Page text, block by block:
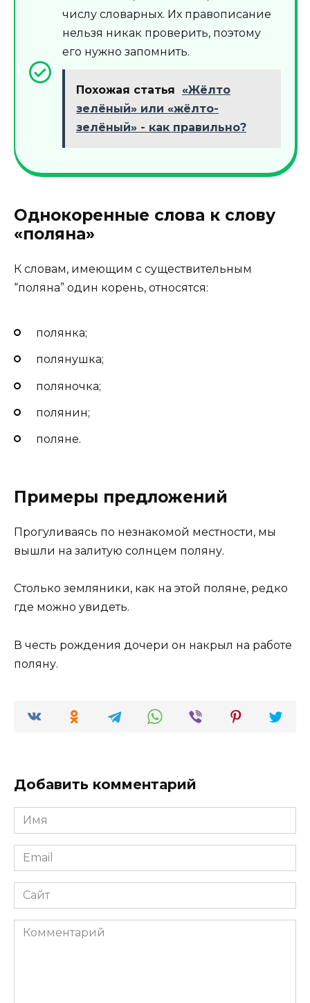
числу словарных. Их правописание
нельзя никак проверить, поэтому
его нужно запомнить.
Похожая статья
«Жёлто
зелёный» или «жёлто-
зелёный» - как правильно?
Однокоренные слова к слову
«поляна»
К словам, имеющим с существительным
“поляна” один корень, относятся:
полянка;
полянушка;
поляночка;
полянин;
поляне.
Примеры предложений
Прогуливаясь по незнакомой местности, мы
вышли на залитую солнцем поляну.
Столько земляники, как на этой поляне, редко
где можно увидеть.
В честь рождения дочери он накрыл на работе
поляну.
Добавить комментарий
Имя
*
Email
*
Сайт
Комментарий